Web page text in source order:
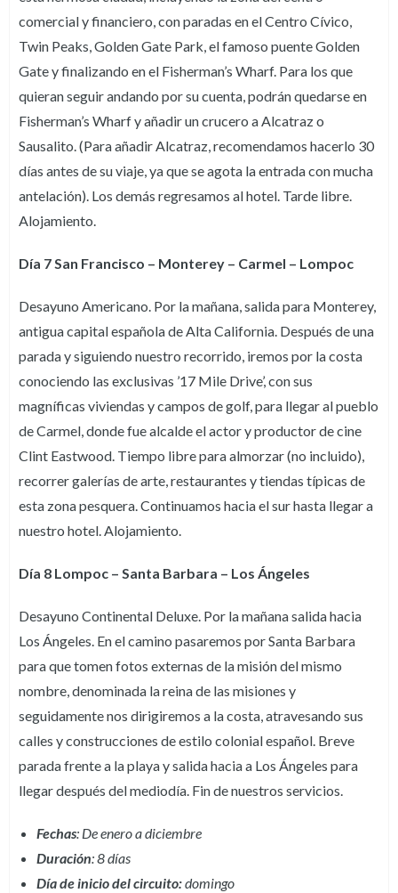
comercial y financiero, con paradas en el Centro Cívico,
Twin Peaks, Golden Gate Park, el famoso puente Golden
Gate y finalizando en el Fisherman’s Wharf. Para los que
quieran seguir andando por su cuenta, podrán quedarse en
Fisherman’s Wharf y añadir un crucero a Alcatraz o
Sausalito. (Para añadir Alcatraz, recomendamos hacerlo 30
días antes de su viaje, ya que se agota la entrada con mucha
antelación). Los demás regresamos al hotel. Tarde libre.
Alojamiento.
Día 7 San Francisco – Monterey – Carmel – Lompoc
Desayuno Americano. Por la mañana, salida para Monterey,
antigua capital española de Alta California. Después de una
parada y siguiendo nuestro recorrido, iremos por la costa
conociendo las exclusivas ’17 Mile Drive’, con sus
magníficas viviendas y campos de golf, para llegar al pueblo
de Carmel, donde fue alcalde el actor y productor de cine
Clint Eastwood. Tiempo libre para almorzar (no incluido),
recorrer galerías de arte, restaurantes y tiendas típicas de
esta zona pesquera. Continuamos hacia el sur hasta llegar a
nuestro hotel. Alojamiento.
Día 8 Lompoc – Santa Barbara – Los Ángeles
Desayuno Continental Deluxe. Por la mañana salida hacia
Los Ángeles. En el camino pasaremos por Santa Barbara
para que tomen fotos externas de la misión del mismo
nombre, denominada la reina de las misiones y
seguidamente nos dirigiremos a la costa, atravesando sus
calles y construcciones de estilo colonial español. Breve
parada frente a la playa y salida hacia a Los Ángeles para
llegar después del mediodía. Fin de nuestros servicios.
Fechas: De enero a diciembre
Duración: 8 días
Día de inicio del circuito:domingo